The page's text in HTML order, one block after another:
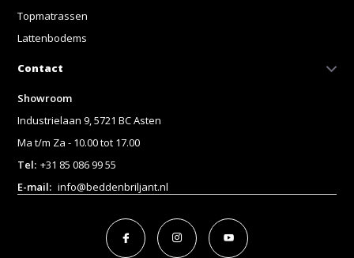
Topmatrassen
Lattenbodems
Contact
Showroom
Industrielaan 9, 5721 BC Asten
Ma t/m Za - 10.00 tot 17.00
Tel: +31 85 086 99 55
E-mail: info@beddenbriljant.nl